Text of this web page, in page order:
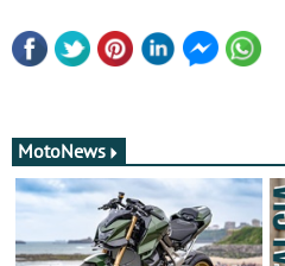
MotoNews